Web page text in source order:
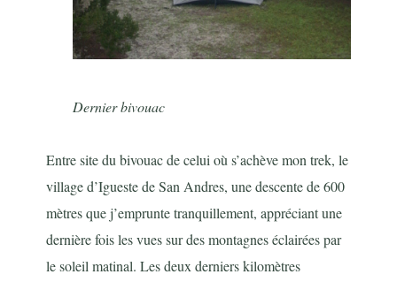
Dernier bivouac
Entre site du bivouac de celui où s’achève mon trek, le
village d’Igueste de San Andres, une descente de 600
mètres que j’emprunte tranquillement, appréciant une
dernière fois les vues sur des montagnes éclairées par
le soleil matinal. Les deux derniers kilomètres